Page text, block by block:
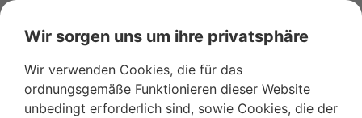
Wir sorgen uns um ihre privatsphäre
Wir verwenden Cookies, die für das
ordnungsgemäße Funktionieren dieser Website
unbedingt erforderlich sind, sowie Cookies, die der